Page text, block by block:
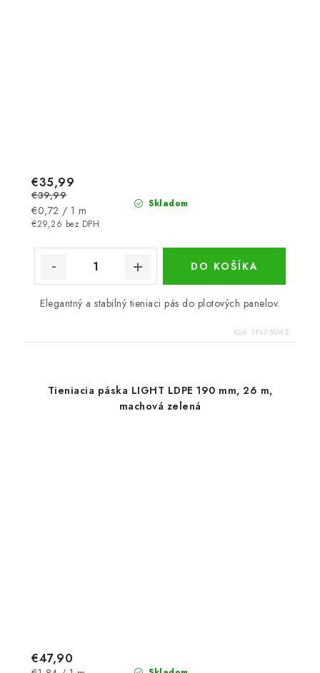
Skladom
€29,26 bez DPH
€35,99
€39,99
Jednotková
cena:
€0,72 / 1 m
DO KOŠÍKA
Elegantný a stabilný tieniaci pás do plotových panelov.
Kód: TP47-50M-Z
Tieniacia páska LIGHT LDPE 190 mm, 26 m,
machová zelená
€47,90